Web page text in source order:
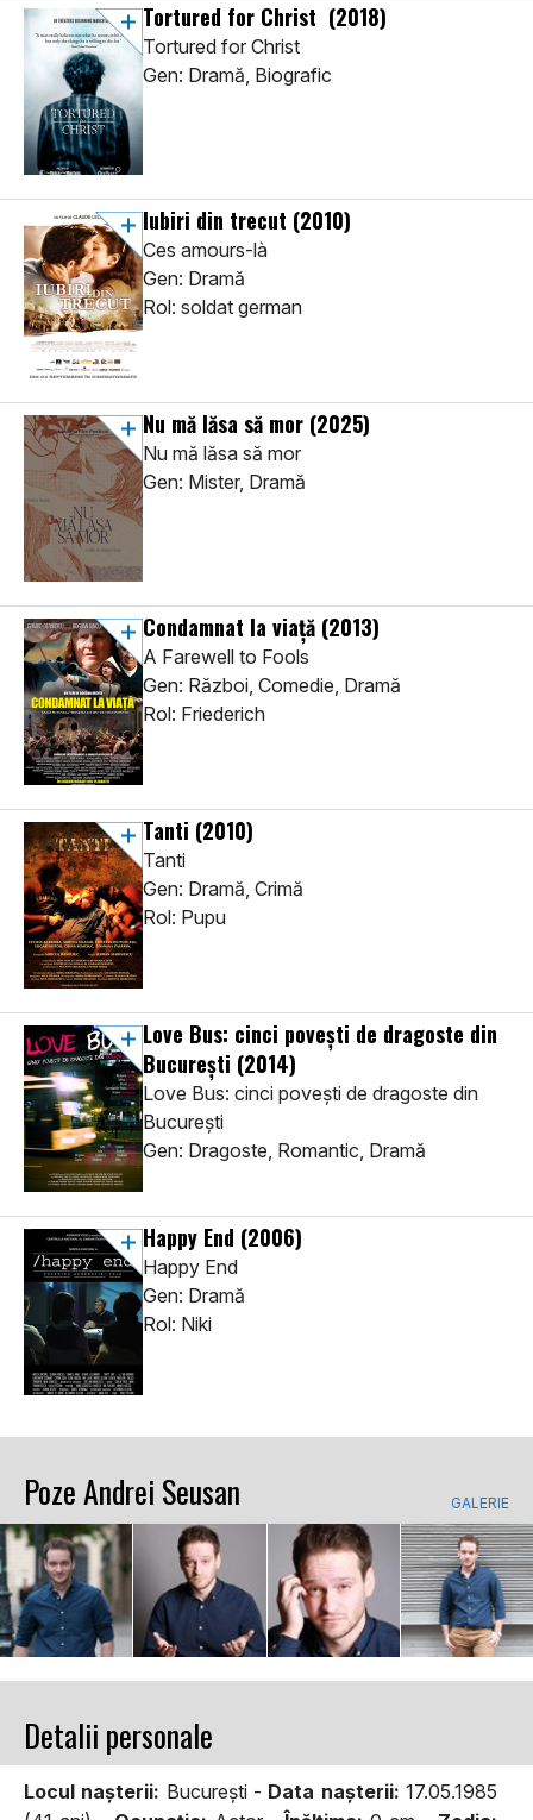
Tortured for Christ (2018)
Tortured for Christ
Gen: Dramă, Biografic
Iubiri din trecut (2010)
Ces amours-là
Gen: Dramă
Rol: soldat german
Nu mă lăsa să mor (2025)
Nu mă lăsa să mor
Gen: Mister, Dramă
Condamnat la viață (2013)
A Farewell to Fools
Gen: Război, Comedie, Dramă
Rol: Friederich
Tanti (2010)
Tanti
Gen: Dramă, Crimă
Rol: Pupu
Love Bus: cinci povești de dragoste din
București (2014)
Love Bus: cinci povești de dragoste din
București
Gen: Dragoste, Romantic, Dramă
Happy End (2006)
Happy End
Gen: Dramă
Rol: Niki
Poze Andrei Seusan GALERIE
Detalii personale
Locul naşterii: Bucureşti - Data naşterii: 17.05.1985